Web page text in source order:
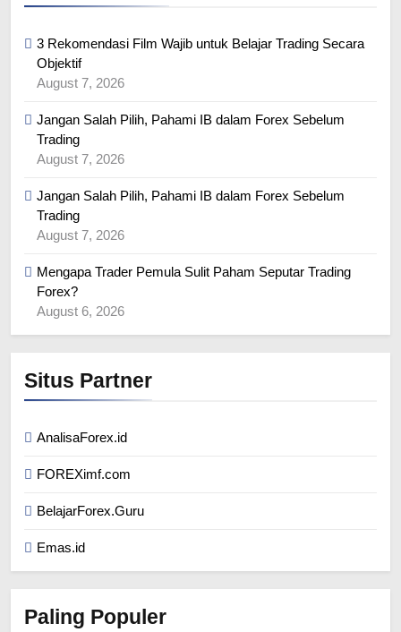
3 Rekomendasi Film Wajib untuk Belajar Trading Secara
Objektif
August 7, 2026
Jangan Salah Pilih, Pahami IB dalam Forex Sebelum
Trading
August 7, 2026
Jangan Salah Pilih, Pahami IB dalam Forex Sebelum
Trading
August 7, 2026
Mengapa Trader Pemula Sulit Paham Seputar Trading
Forex?
August 6, 2026
Situs Partner
AnalisaForex.id
FOREXimf.com
BelajarForex.Guru
Emas.id
Paling Populer